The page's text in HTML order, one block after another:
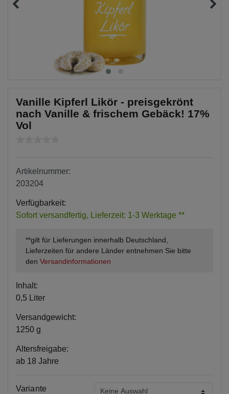
Vanille Kipferl Likör - preisgekrönt
nach Vanille & frischem Gebäck! 17%
Vol
Artikelnummer:
203204
Verfügbarkeit:
Sofort versandfertig, Lieferzeit: 1-3 Werktage **
**gilt für Lieferungen innerhalb Deutschland,
Lieferzeiten für andere Länder entnehmen Sie bitte
den Versandinformationen
Inhalt:
0,5 Liter
Versandgewicht:
1250 g
Altersfreigabe:
ab 18 Jahre
Variante